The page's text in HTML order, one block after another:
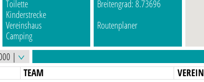
Toilette
Kinderstrecke
Vereinshaus
Camping
Breitengrad: 8.73696
Routenplaner
TEAM VEREIN